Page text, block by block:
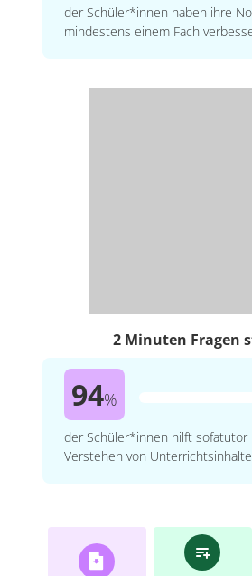
der Schüler*innen haben ihre
mindestens einem Fach
2 Minuten Fragen
94%
der Schüler*innen hilft sofatutor
Verstehen von